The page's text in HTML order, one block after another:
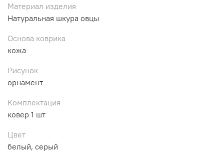
Материал изделия
Натуральная шкура овцы
Основа коврика
кожа
Рисунок
орнамент
Комплектация
ковер 1 шт
Цвет
белый, серый